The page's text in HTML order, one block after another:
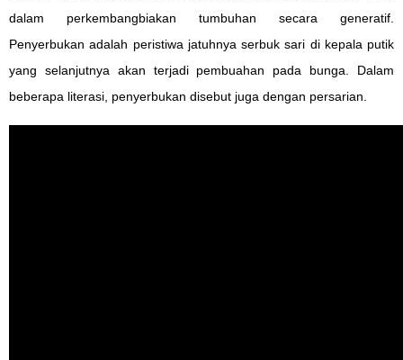
dalam perkembangbiakan tumbuhan secara generatif.
Penyerbukan adalah peristiwa jatuhnya serbuk sari di kepala putik
yang selanjutnya akan terjadi pembuahan pada bunga. Dalam
beberapa literasi, penyerbukan disebut juga dengan persarian.